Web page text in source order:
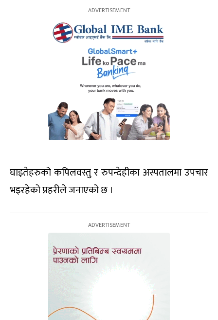
घाइतेहरुको कपिलवस्तु र रुपन्देहीका अस्पतालमा उपचार
भइरहेको प्रहरीले जनाएको छ ।